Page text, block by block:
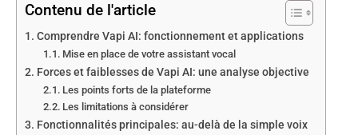
Contenu de l'article
Comprendre Vapi AI: fonctionnement et applications
Mise en place de votre assistant vocal
Forces et faiblesses de Vapi AI: une analyse objective
Les points forts de la plateforme
Les limitations à considérer
Fonctionnalités principales: au-delà de la simple voix